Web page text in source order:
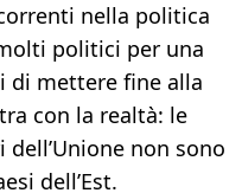
nella politica
politici per una
di mettere fine alla
con la realtà: le
non sono
dell’Est.